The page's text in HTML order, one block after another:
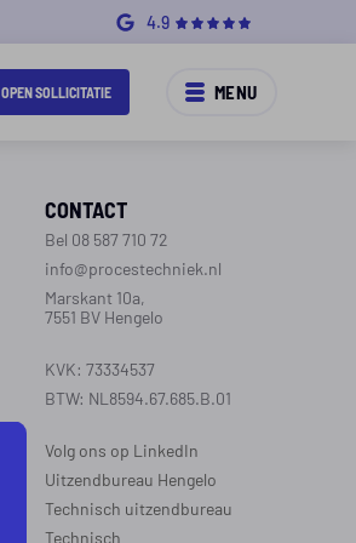
4.9
OPEN SOLLICITATIE MENU
CONTACT
Bel 08 587 710 72
info@procestechniek.nl
Marskant 10a,
7551 BV Hengelo
KVK: 73334537
BTW: NL8594.67.685.B.01
Volg ons op LinkedIn
Uitzendbureau Hengelo
Technisch uitzendbureau
Technisch